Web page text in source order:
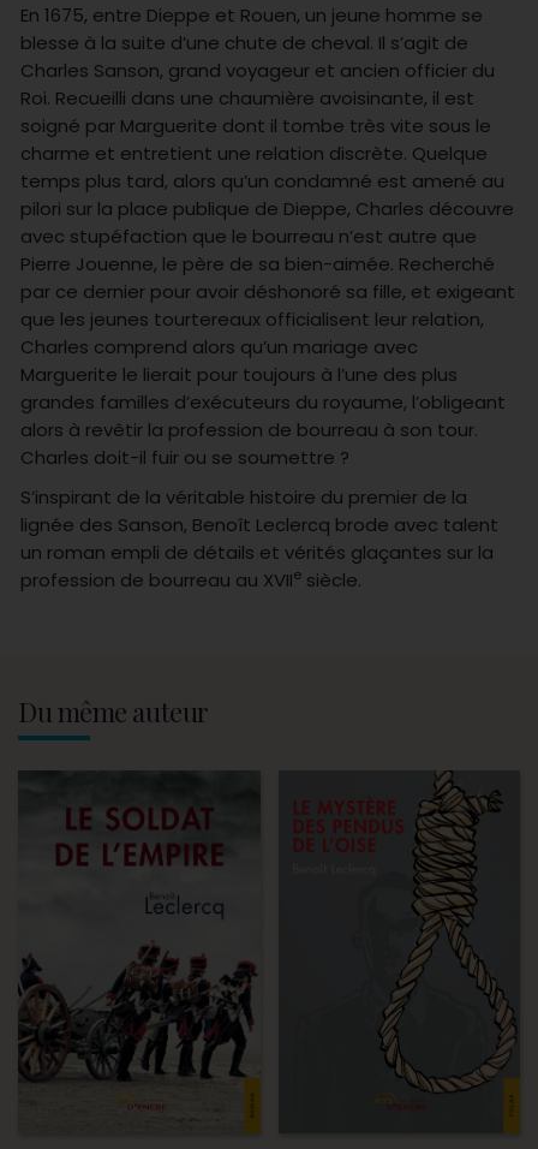
En 1675, entre Dieppe et Rouen, un jeune homme se
blesse à la suite d’une chute de cheval. Il s’agit de
Charles Sanson, grand voyageur et ancien officier du
Roi. Recueilli dans une chaumière avoisinante, il est
soigné par Marguerite dont il tombe très vite sous le
charme et entretient une relation discrète. Quelque
temps plus tard, alors qu’un condamné est amené au
pilori sur la place publique de Dieppe, Charles découvre
avec stupéfaction que le bourreau n’est autre que
Pierre Jouenne, le père de sa bien-aimée. Recherché
par ce dernier pour avoir déshonoré sa fille, et exigeant
que les jeunes tourtereaux officialisent leur relation,
Charles comprend alors qu’un mariage avec
Marguerite le lierait pour toujours à l’une des plus
grandes familles d’exécuteurs du royaume, l’obligeant
alors à revêtir la profession de bourreau à son tour.
Charles doit-il fuir ou se soumettre ?
S’inspirant de la véritable histoire du premier de la
lignée des Sanson, Benoît Leclercq brode avec talent
un roman empli de détails et vérités glaçantes sur la
profession de bourreau au XVIIesiècle.
Du même auteur